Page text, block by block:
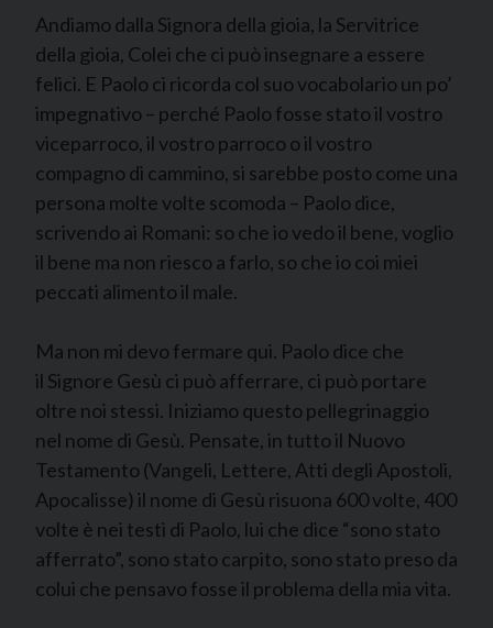
Andiamo dalla Signora della gioia, la Servitrice
della gioia, Colei che ci può insegnare a essere
felici. E Paolo ci ricorda col suo vocabolario un po’
impegnativo – perché Paolo fosse stato il vostro
viceparroco, il vostro parroco o il vostro
compagno di cammino, si sarebbe posto come una
persona molte volte scomoda – Paolo dice,
scrivendo ai Romani: so che io vedo il bene, voglio
il bene ma non riesco a farlo, so che io coi miei
peccati alimento il male.
Ma non mi devo fermare qui. Paolo dice che
il Signore Gesù ci può afferrare, ci può portare
oltre noi stessi. Iniziamo questo pellegrinaggio
nel nome di Gesù. Pensate, in tutto il Nuovo
Testamento (Vangeli, Lettere, Atti degli Apostoli,
Apocalisse) il nome di Gesù risuona 600 volte, 400
volte è nei testi di Paolo, lui che dice “sono stato
afferrato”, sono stato carpito, sono stato preso da
colui che pensavo fosse il problema della mia vita.